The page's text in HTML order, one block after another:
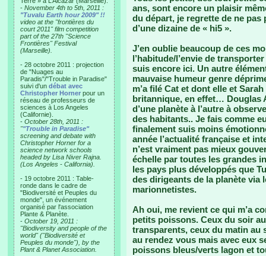
- November 4th to 5th, 2011 :
"Tuvalu Earth hour 2009" !!
video at the "frontières du
court 2011" film competition
part of the 27th "Science
Frontières" Festival
(Marseille).
- 28 octobre 2011 : projection
de "Nuages au
Paradis"/"Trouble in Paradise"
suivi d'un débat avec
Christopher Horner pour un
réseau de professeurs de
sciences à Los Angeles
(Californie).
- October 28th, 2011 :
""Trouble in Paradise"
screening and debate with
Christopher Horner for a
science network schools
headed by Lisa Niver Rajna.
(Los Angeles - California).
- 19 octobre 2011 : Table-
ronde dans le cadre de
"Biodiversité et Peuples du
monde", un événement
organisé par l'association
Plante & Planète.
- October 19, 2011 :
"Biodiversity and people of the
world" ("Biodiversité et
Peuples du monde"), by the
Plant & Planet Association.
ans, sont encore un plaisir
du départ, je regrette de ne
d’une dizaine de « hi5 ».
J’en oublie beaucoup de ces
l’habitude/l’envie de
suis encore ici. Un autre
mauvaise humeur genre
m’a filé Cat et dont elle et
britannique, en effet… Douglas
d’une planète à l’autre à
des habitants.. Je fais comme
finalement suis moins
année l’actualité française et
n’est vraiment pas mieux
échelle par toutes les grandes
les pays plus développés que
des dirigeants de la planète via
marionnetistes.
Ah oui, me revient ce qui m’a
petits poissons. Ceux du soir
transparents, ceux du matin au
au rendez vous mais avec eux
poissons bleus/verts lagon et